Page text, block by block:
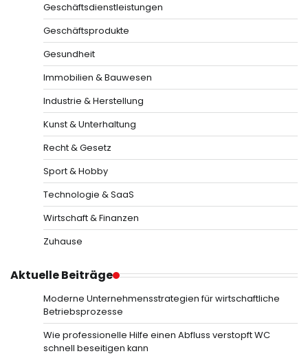
Geschäftsdienstleistungen
Geschäftsprodukte
Gesundheit
Immobilien & Bauwesen
Industrie & Herstellung
Kunst & Unterhaltung
Recht & Gesetz
Sport & Hobby
Technologie & SaaS
Wirtschaft & Finanzen
Zuhause
Aktuelle Beiträge
Moderne Unternehmensstrategien für wirtschaftliche
Betriebsprozesse
Wie professionelle Hilfe einen Abfluss verstopft WC
schnell beseitigen kann